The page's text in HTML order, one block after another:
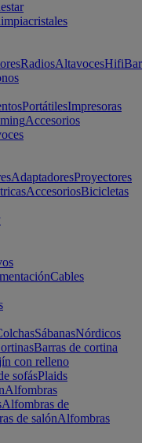
RadiosAltavocesHifi
PortátilesImpresoras
Accesorios
AdaptadoresProyectores
AccesoriosBicicletas
Cables
SábanasNórdicos
Barras de cortina
con relleno
sofásPlaids
Alfombras
Alfombras de
de salónAlfombras